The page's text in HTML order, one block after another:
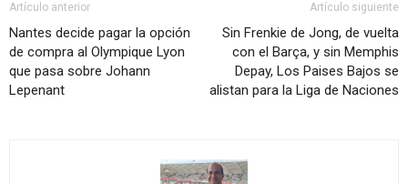
Artículo anterior
Nantes decide pagar la opción
de compra al Olympique Lyon
que pasa sobre Johann
Lepenant
Artículo siguiente
Sin Frenkie de Jong, de vuelta
con el Barça, y sin Memphis
Depay, Los Paises Bajos se
alistan para la Liga de Naciones